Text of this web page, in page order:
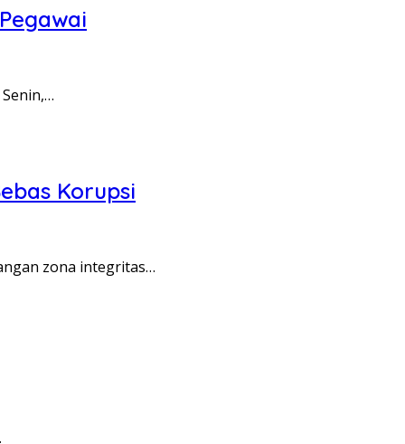
Korupsi
zona integritas…